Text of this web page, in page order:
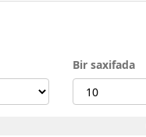
Bir saxifada